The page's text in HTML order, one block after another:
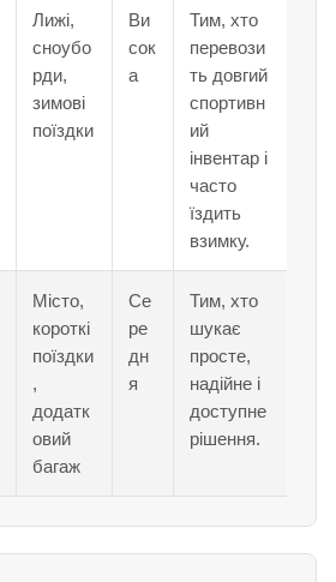
Лижі,
сноубо
рди,
зимові
поїздки
Ви
сок
а
Тим, хто
перевози
ть довгий
спортивн
ий
інвентар і
часто
їздить
взимку.
Місто,
короткі
поїздки
,
додатк
овий
багаж
Се
ре
дн
я
Тим, хто
шукає
просте,
надійне і
доступне
рішення.